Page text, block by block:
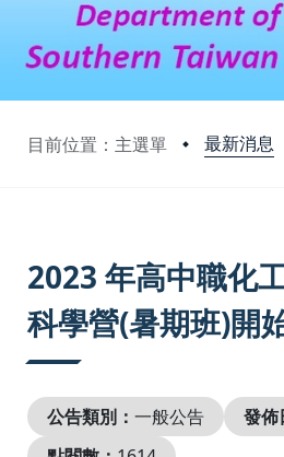
目前位置：主選單 最新消息
2023 年高中職化
科學營(暑期班)開
公告類別： 一般公告 發佈